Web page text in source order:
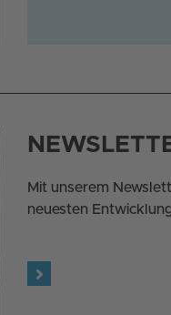
Mit unserem
neuesten